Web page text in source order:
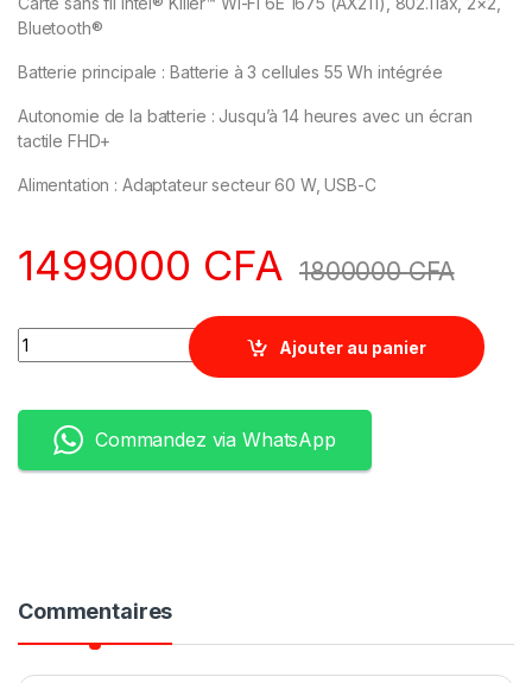
Bluetooth®
Batterie principale : Batterie à 3 cellules 55 Wh intégrée
Autonomie de la batterie : Jusqu’à 14 heures avec un écran
tactile FHD+
Alimentation : Adaptateur secteur 60 W, USB-C
1499000 CFA 1800000CFA
Quantity
Ajouter au panier
Commandez via WhatsApp
Commentaires